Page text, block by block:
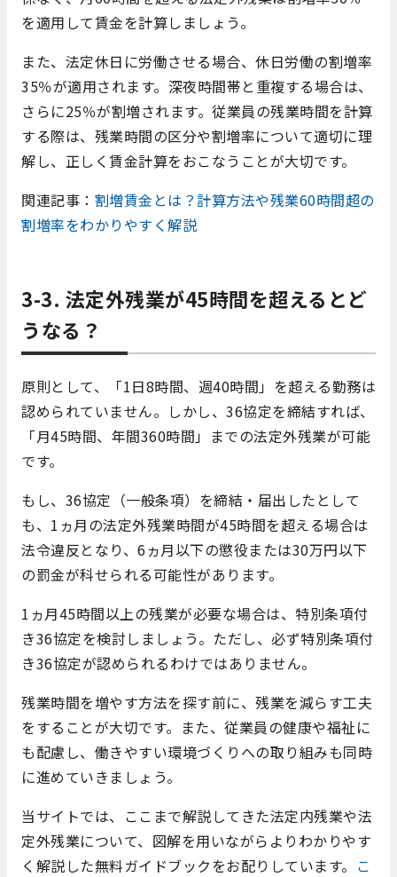
を適用して賃金を計算しましょう。
また、法定休日に労働させる場合、休日労働の割増率
35％が適用されます。深夜時間帯と重複する場合は、
さらに25％が割増されます。 従業員の残業時間を計算
する際は、 残業時間の区分や割増率について適切に理
解し、正しく賃金計算をおこなうことが大切です。
関連記事： 割増賃金とは？計算方法や残業60時間超の
割増率をわかりやすく解説
3-3. 法定外残業が45時間を超えるとど
うなる？
原則として、「1日8時間、週40時間」を超える勤務は
認められていません。しかし、36協定を締結すれば、
「月45時間、年間360時間」までの法定外残業が可能
です。
もし、36協定（一般条項）を締結・届出したとして
も、1ヵ月の法定外残業時間が45時間を超える場合は
法令違反となり、6ヵ月以下の懲役または30万円以下
の罰金が科せられる可能性があります。
1ヵ月45時間以上の残業が必要な場合は、特別条項付
き36協定を検討しましょう。ただし、必ず特別条項付
き36協定が認められるわけではありません。
残業時間を増やす方法を探す前に、残業を減らす工夫
をすることが大切です。また、従業員の健康や福祉に
も配慮し、働きやすい環境づくりへの取り組みも同時
に進めていきましょう。
当サイトでは、ここまで解説してきた法定内残業や法
定外残業について、図解を用いながらよりわかりやす
く解説した無料ガイドブックをお配りしています。 こ